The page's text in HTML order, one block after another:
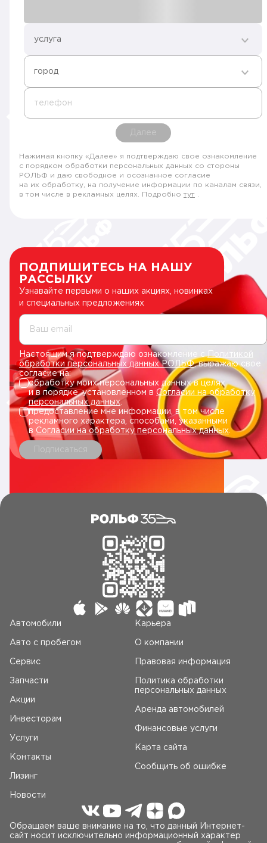
услуга
город
телефон
Далее
Нажимая кнопку «Далее» я подтверждаю свое ознакомление
с порядком обработки персональных данных со стороны
РОЛЬФ и даю свободное и осознанное согласие
на их обработку, на получение информации по каналам связи,
в том числе в рекламных целях. Подробно тут
ПОДПИШИТЕСЬ НА НАШУ
РАССЫЛКУ
Узнавайте первыми о наших акциях, новинках
и специальных предложениях
Ваш email
Настоящим я подтверждаю ознакомление сПолитикой
обработки персональных данных РОЛЬФ, выражаю свое
согласие на:
обработку моих персональных данных в целях
и в порядке, установленном в Согласии на обработку
персональных данных.
предоставление мне информации, в том числе
рекламного характера, способами, указанными
в Согласии на обработку персональных данных
Подписаться
Автомобили
Авто c пробегом
Сервис
Запчасти
Акции
Инвесторам
Услуги
Контакты
Лизинг
Новости
Карьера
О компании
Правовая информация
Политика обработки
персональных данных
Аренда автомобилей
Финансовые услуги
Карта сайта
Сообщить об ошибке
Обращаем ваше внимание на то, что данный Интернет-
сайт носит исключительно информационный характер